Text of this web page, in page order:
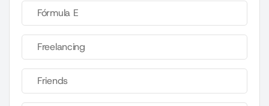
Fórmula E
Freelancing
Friends